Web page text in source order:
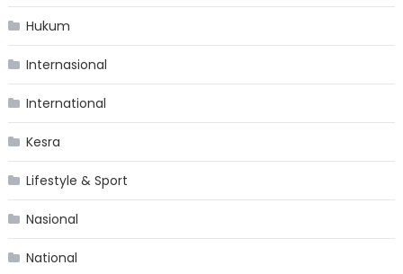
Hukum
Internasional
International
Kesra
Lifestyle & Sport
Nasional
National